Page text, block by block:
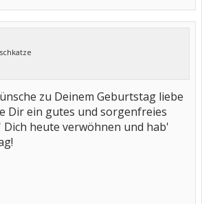
zu Deinem Geburtstag liebe
Dir ein gutes und sorgenfreies
Dich heute verwöhnen und hab'